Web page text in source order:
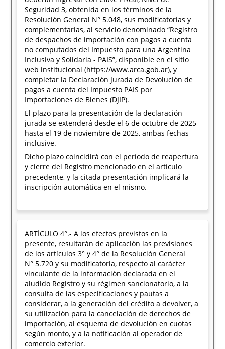
Seguridad 3, obtenida en los términos de la
Resolución General N° 5.048, sus modificatorias y
complementarias, al servicio denominado “Registro
de despachos de importación con pagos a cuenta
no computados del Impuesto para una Argentina
Inclusiva y Solidaria - PAIS”, disponible en el sitio
web institucional (https://www.arca.gob.ar), y
completar la Declaración Jurada de Devolución de
pagos a cuenta del Impuesto PAIS por
Importaciones de Bienes (DJIP).
El plazo para la presentación de la declaración
jurada se extenderá desde el 6 de octubre de 2025
hasta el 19 de noviembre de 2025, ambas fechas
inclusive.
Dicho plazo coincidirá con el período de reapertura
y cierre del Registro mencionado en el artículo
precedente, y la citada presentación implicará la
inscripción automática en el mismo.
ARTÍCULO 4°.- A los efectos previstos en la
presente, resultarán de aplicación las previsiones
de los artículos 3° y 4° de la Resolución General
N° 5.720 y su modificatoria, respecto al carácter
vinculante de la información declarada en el
aludido Registro y su régimen sancionatorio, a la
consulta de las especificaciones y pautas a
considerar, a la generación del crédito a devolver, a
su utilización para la cancelación de derechos de
importación, al esquema de devolución en cuotas
según monto, y a la notificación al operador de
comercio exterior.